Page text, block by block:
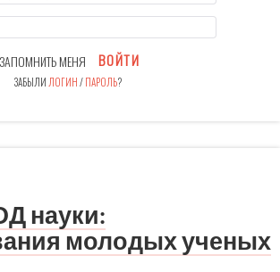
МЕНЯ ВОЙТИ
ЗАБЫЛИ ЛОГИН/ПАРОЛЬ?
науки:
молодых ученых